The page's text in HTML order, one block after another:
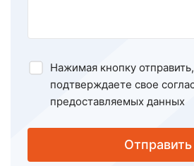
Нажимая кнопку
подтверждаете свое
предоставляемых данных
Отправить